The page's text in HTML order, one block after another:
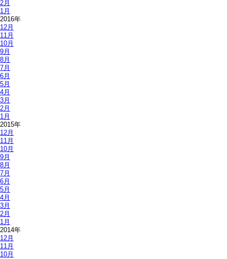
2月
1月
2016年
12月
11月
10月
9月
8月
7月
6月
5月
4月
3月
2月
1月
2015年
12月
11月
10月
9月
8月
7月
6月
5月
4月
3月
2月
1月
2014年
12月
11月
10月